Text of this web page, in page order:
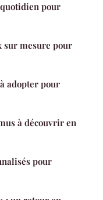
pour
sur mesure pour
adopter pour
à découvrir en
pour